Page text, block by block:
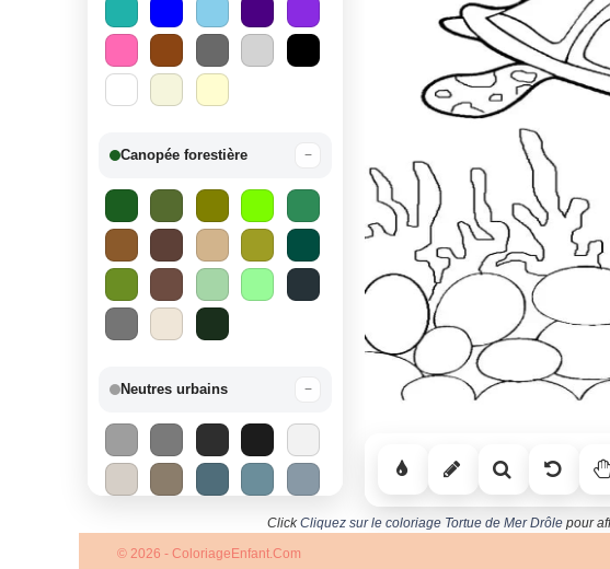
Canopée forestière −
Neutres urbains −
ClickCliquez sur le coloriage Tortue de Mer Drôlepour
© 2026 - ColoriageEnfant.Com